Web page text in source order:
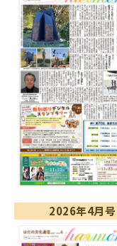
2026年4月号